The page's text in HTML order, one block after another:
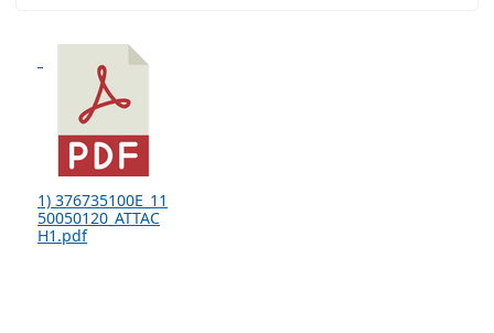
1) 376735100E_11
50050120_ATTAC
H1.pdf